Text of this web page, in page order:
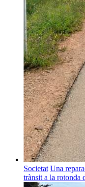
Societat Una
trànsit a la rotonda